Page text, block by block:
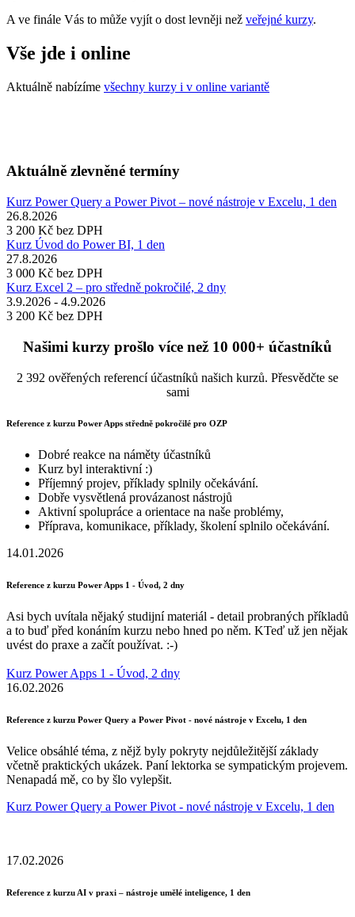
A ve finále Vás to může vyjít o dost levněji než veřejné kurzy.
Vše jde i online
Aktuálně nabízíme všechny kurzy i v online variantě
Aktuálně zlevněné termíny
Kurz Power Query a Power Pivot – nové nástroje v Excelu, 1 den
26.8.2026
3 200 Kč bez DPH
Kurz Úvod do Power BI, 1 den
27.8.2026
3 000 Kč bez DPH
Kurz Excel 2 – pro středně pokročilé, 2 dny
3.9.2026 - 4.9.2026
3 200 Kč bez DPH
Našimi kurzy prošlo více než 10 000+ účastníků
2 392 ověřených referencí účastníků našich kurzů. Přesvědčte se
sami
Reference z kurzu Power Apps středně pokročilé pro OZP
Dobré reakce na náměty účastníků
Kurz byl interaktivní :)
Příjemný projev, příklady splnily očekávání.
Dobře vysvětlená provázanost nástrojů
Aktivní spolupráce a orientace na naše problémy,
Příprava, komunikace, příklady, školení splnilo očekávání.
14.01.2026
Reference z kurzu Power Apps 1 - Úvod, 2 dny
Asi bych uvítala nějaký studijní materiál - detail probraných příkladů
a to buď před konáním kurzu nebo hned po něm. KTeď už jen nějak
uvést do praxe a začít používat. :-)
Kurz Power Apps 1 - Úvod, 2 dny
16.02.2026
Reference z kurzu Power Query a Power Pivot - nové nástroje v Excelu, 1 den
Velice obsáhlé téma, z nějž byly pokryty nejdůležitější základy
včetně praktických ukázek. Paní lektorka se sympatickým projevem.
Nenapadá mě, co by šlo vylepšit.
Kurz Power Query a Power Pivot - nové nástroje v Excelu, 1 den
17.02.2026
Reference z kurzu AI v praxi – nástroje umělé inteligence, 1 den